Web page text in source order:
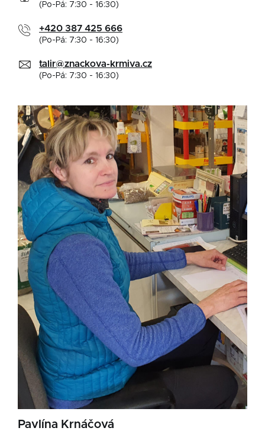
(Po-Pá: 7:30 - 16:30)
+420 387 425 666
(Po-Pá: 7:30 - 16:30)
talir@znackova-krmiva.cz
(Po-Pá: 7:30 - 16:30)
Pavlína Krnáčová